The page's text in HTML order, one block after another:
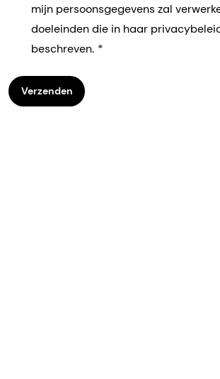
mijn persoonsgegevens zal
doeleinden die in haar
beschreven.
Verzenden